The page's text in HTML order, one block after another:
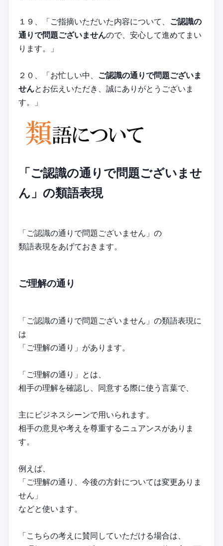
１９、「ご指摘いただいた内容について、 ご認識の
通りで問題ございませんので、安心して進めてまい
ります。」
２０、「お忙しい中、 ご認識の通りで問題ございま
せんとお伝えいただき、誠にありがとうございま
す。」
「ご認識の通りで問題ございませ
ん」の類語表現
「ご認識の通りで問題ございません」の
類語表現をあげておきます。
ご理解の通り
「ご認識の通りで問題ございません」の類語表現に
は
「ご理解の通り」があります。
「ご理解の通り」とは、
相手の理解を確認し、同意する際に使う言葉で、
主にビジネスシーンで用いられます。
相手の意見や考えを尊重するニュアンスがありま
す。
例えば、
「ご理解の通り、今後の方針については変更ありま
せん」
などと使います。
「こちらの考えに賛同していただける場合は、